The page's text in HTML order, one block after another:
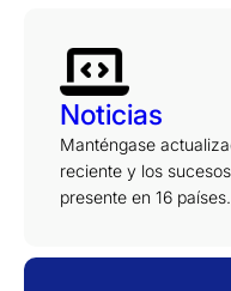
Noticias
Manténgase
reciente y los
presente en 16 países.